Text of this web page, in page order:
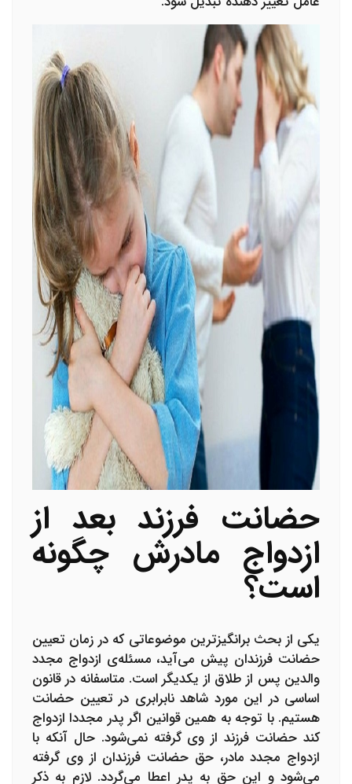
حضانت فرزند بعد از
ازدواج مادرش چگونه
است؟
یکی از بحث برانگیزترین موضوعاتی که در زمان تعیین
حضانت فرزندان پیش می‌آید، مسئله‌ی ازدواج مجدد
والدین پس از طلاق از یکدیگر است. متاسفانه در قانون
اساسی در این مورد شاهد نابرابری در تعیین حضانت
هستیم. با توجه به همین قوانین اگر پدر مجددا ازدواج
کند حضانت فرزند از وی گرفته نمی‌شود. حال آنکه با
ازدواج مجدد مادر، حق حضانت فرزندان از وی گرفته
می‌شود و این حق به پدر اعطا می‌گردد. لازم به ذکر